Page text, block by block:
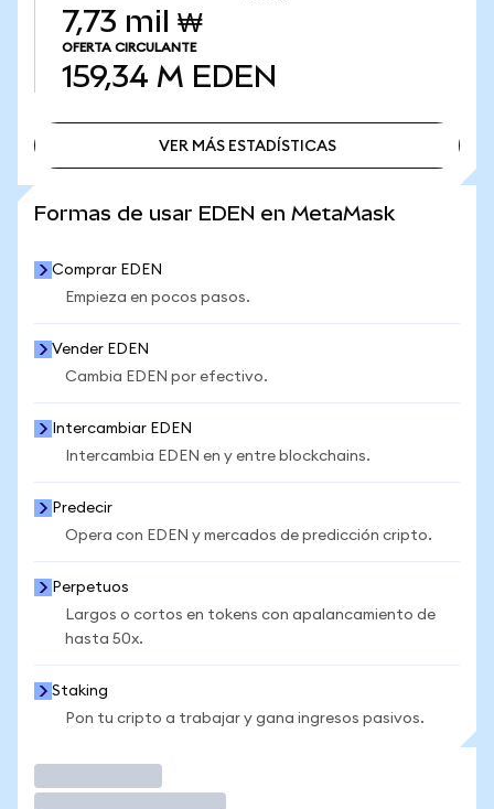
7,73 mil ₩
OFERTA CIRCULANTE
159,34 M EDEN
VER MÁS ESTADÍSTICAS
Formas de usar EDEN en MetaMask
Comprar EDEN
Empieza en pocos pasos.
Vender EDEN
Cambia EDEN por efectivo.
Intercambiar EDEN
Intercambia EDEN en y entre blockchains.
Predecir
Opera con EDEN y mercados de predicción cripto.
Perpetuos
Largos o cortos en tokens con apalancamiento de
hasta 50x.
Staking
Pon tu cripto a trabajar y gana ingresos pasivos.